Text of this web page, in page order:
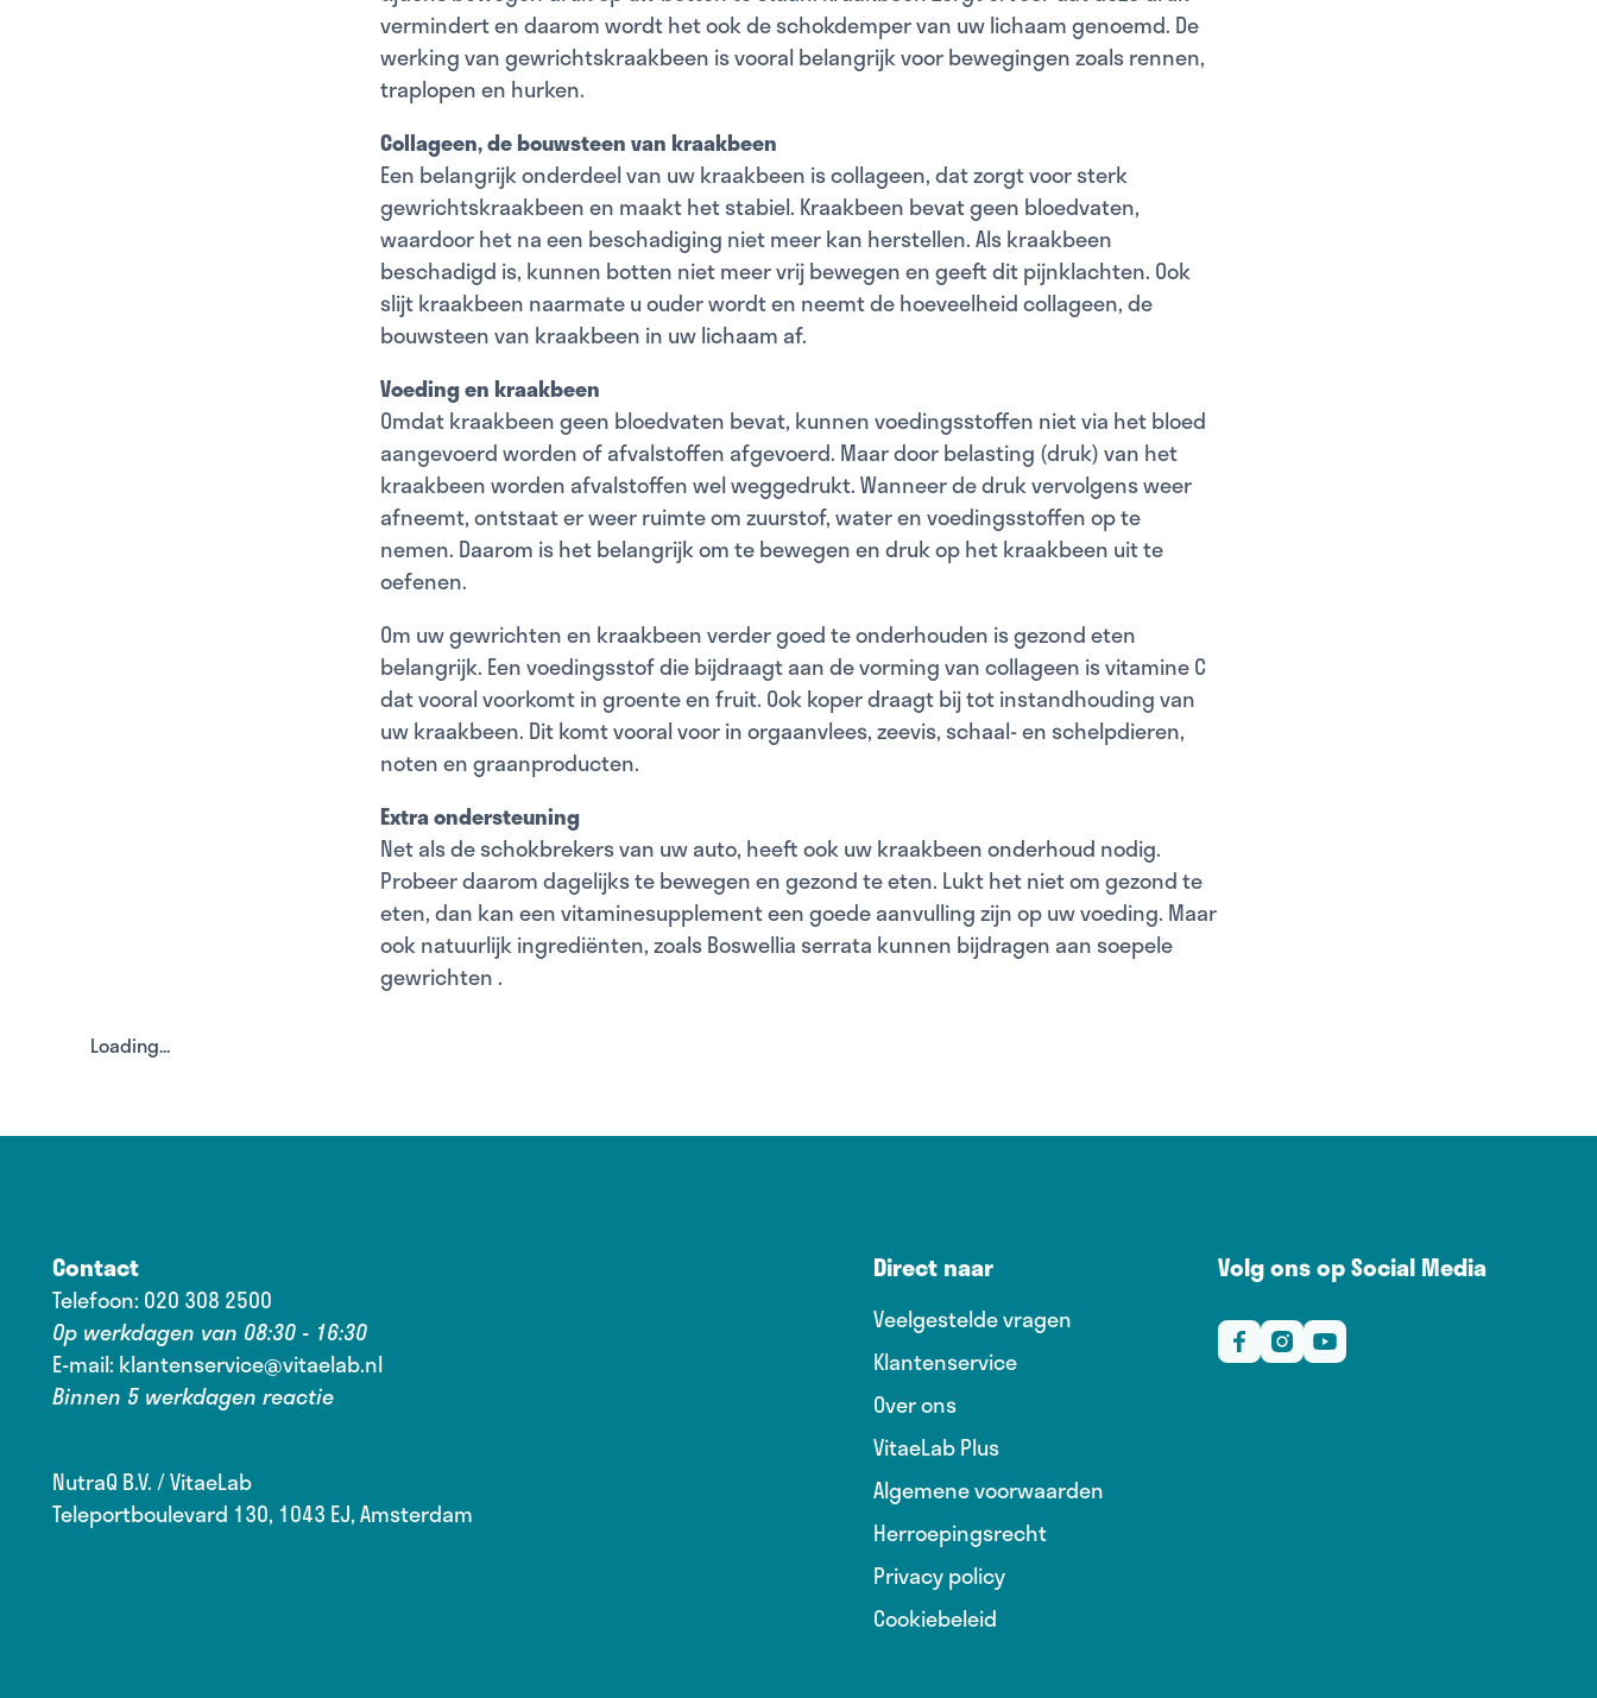
vermindert en daarom wordt het ook de schokdemper van uw lichaam genoemd. De
werking van gewrichtskraakbeen is vooral belangrijk voor bewegingen zoals rennen,
traplopen en hurken.
Collageen, de bouwsteen van kraakbeen
Een belangrijk onderdeel van uw kraakbeen is collageen, dat zorgt voor sterk
gewrichtskraakbeen en maakt het stabiel. Kraakbeen bevat geen bloedvaten,
waardoor het na een beschadiging niet meer kan herstellen. Als kraakbeen
beschadigd is, kunnen botten niet meer vrij bewegen en geeft dit pijnklachten. Ook
slijt kraakbeen naarmate u ouder wordt en neemt de hoeveelheid collageen, de
bouwsteen van kraakbeen in uw lichaam af.
Voeding en kraakbeen
Omdat kraakbeen geen bloedvaten bevat, kunnen voedingsstoffen niet via het bloed
aangevoerd worden of afvalstoffen afgevoerd. Maar door belasting (druk) van het
kraakbeen worden afvalstoffen wel weggedrukt. Wanneer de druk vervolgens weer
afneemt, ontstaat er weer ruimte om zuurstof, water en voedingsstoffen op te
nemen. Daarom is het belangrijk om te bewegen en druk op het kraakbeen uit te
oefenen.
Om uw gewrichten en kraakbeen verder goed te onderhouden is gezond eten
belangrijk. Een voedingsstof die bijdraagt aan de vorming van collageen is vitamine C
dat vooral voorkomt in groente en fruit. Ook koper draagt bij tot instandhouding van
uw kraakbeen. Dit komt vooral voor in orgaanvlees, zeevis, schaal- en schelpdieren,
noten en graanproducten.
Extra ondersteuning
Net als de schokbrekers van uw auto, heeft ook uw kraakbeen onderhoud nodig.
Probeer daarom dagelijks te bewegen en gezond te eten. Lukt het niet om gezond te
eten, dan kan een vitaminesupplement een goede aanvulling zijn op uw voeding. Maar
ook natuurlijk ingrediënten, zoalsBoswellia serrata kunnen bijdragen aan soepele
gewrichten.
Loading...
Contact
Telefoon: 020 308 2500
Op werkdagen van 08:30 - 16:30
E-mail: klantenservice@vitaelab.nl
Binnen 5 werkdagen reactie
NutraQ B.V. / VitaeLab
Teleportboulevard 130, 1043 EJ, Amsterdam
Direct naar
Veelgestelde vragen
Klantenservice
Over ons
VitaeLab Plus
Algemene voorwaarden
Herroepingsrecht
Privacy policy
Cookiebeleid
Volg ons op Social Media